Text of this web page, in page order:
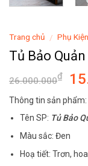
Trang chủ / Phụ
Tủ Bảo
26.000.000₫
Thông tin sản phẩm:
Tên SP: Tủ Bảo
Màu sắc: Đen
Hoạ tiết: Trơn,